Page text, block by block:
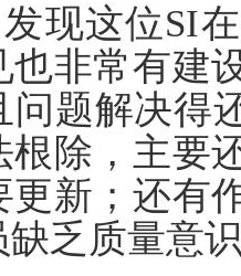
现这位SI
也非常有建
问题解决得
根除，主要
更新；还有
乏质量意